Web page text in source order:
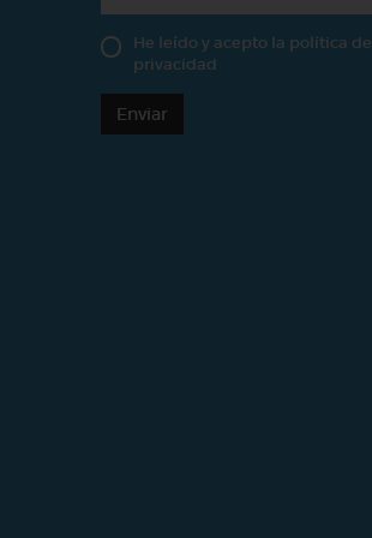
He leído y acepto la política de
privacidad
Enviar